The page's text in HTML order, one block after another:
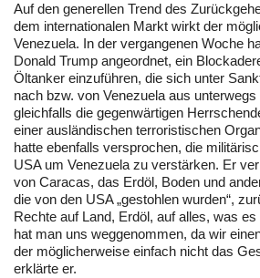
Auf den generellen Trend des
dem internationalen Markt wirkt der
Venezuela. In der vergangenen Woche
Donald Trump angeordnet, ein
Öltanker einzuführen, die sich unter
nach bzw. von Venezuela aus
gleichfalls die gegenwärtigen
einer ausländischen terroristischen
hatte ebenfalls versprochen, die
USA um Venezuela zu verstärken. Er
von Caracas, das Erdöl, Boden und
die von den USA „gestohlen wurden“,
Rechte auf Land, Erdöl, auf alles, was
hat man uns weggenommen, da wir
der möglicherweise einfach nicht das
erklärte er.